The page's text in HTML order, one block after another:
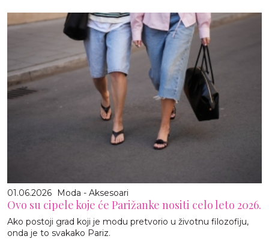
01.06.2026 Moda - Aksesoari
Ovo su cipele koje će Parižanke nositi celo leto 2026.
Ako postoji grad koji je modu pretvorio u životnu filozofiju,
onda je to svakako Pariz.